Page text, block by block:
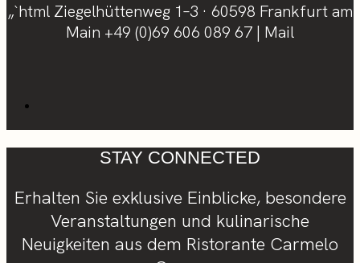
„`html Ziegelhüttenweg 1–3 · 60598 Frankfurt am
Main +49 (0)69 606 089 67 | Mail
STAY CONNECTED
Erhalten Sie exklusive Einblicke, besondere
Veranstaltungen und kulinarische
Neuigkeiten aus dem Ristorante Carmelo